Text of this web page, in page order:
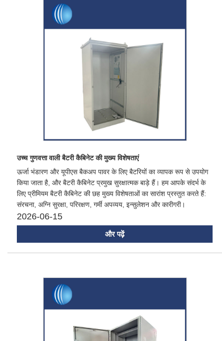
उच्च गुणवत्ता वाली बैटरी कैबिनेट की मुख्य विशेषताएं
ऊर्जा भंडारण और यूपीएस बैकअप पावर के लिए बैटरियों का व्यापक रूप से उपयोग
किया जाता है, और बैटरी कैबिनेट प्रमुख सुरक्षात्मक बाड़े हैं। हम आपके संदर्भ के
लिए प्रीमियम बैटरी कैबिनेट की छह मुख्य विशेषताओं का सारांश प्रस्तुत करते हैं:
संरचना, अग्नि सुरक्षा, परिरक्षण, गर्मी अपव्यय, इन्सुलेशन और कारीगरी।
2026-06-15
और पढ़ें